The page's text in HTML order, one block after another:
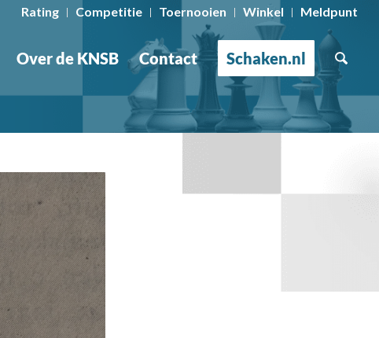
Rating Competitie Toernooien Winkel Meldpunt
Over de KNSB Contact Schaken.nl